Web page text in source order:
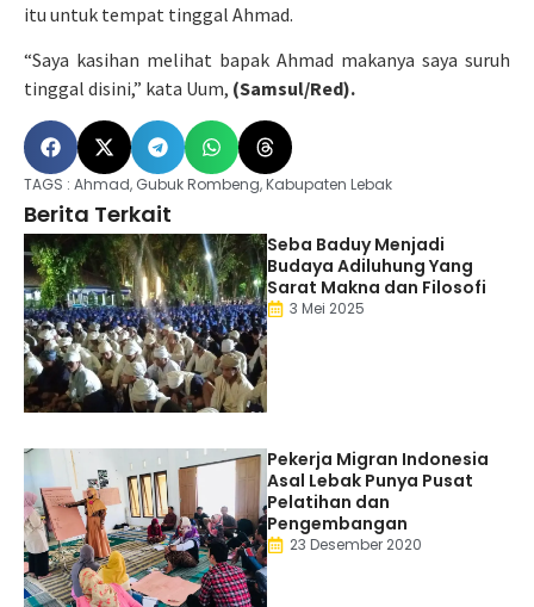
itu untuk tempat tinggal Ahmad.
“Saya kasihan melihat bapak Ahmad makanya saya suruh
tinggal disini,” kata Uum, (Samsul/Red).
TAGS : Ahmad, Gubuk Rombeng,Kabupaten Lebak
Berita Terkait
Seba Baduy Menjadi
Budaya Adiluhung Yang
Sarat Makna dan Filosofi
3 Mei 2025
Pekerja Migran Indonesia
Asal Lebak Punya Pusat
Pelatihan dan
Pengembangan
23 Desember 2020